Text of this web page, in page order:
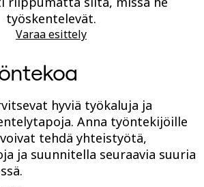
Miroverseen
työskentelevät.
Varaa esittely
hyviä työkaluja ja
Anna työntekijöille
tehdä yhteistyötä,
ja suunnitella seuraavia suuria